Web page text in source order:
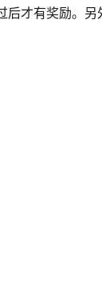
后才有奖励。另